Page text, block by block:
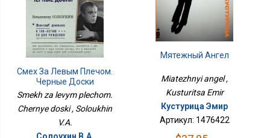
Смех За Левым Плечом.
Черные Доски
Smekh za levym plechom.
Chernye doski , Soloukhin
V.A.
Мятежный Ангел
Miatezhnyi angel ,
Kusturitsa Emir
Кустурица Эмир
Артикул: 1476422